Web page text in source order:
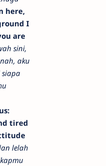
here,
I
are
sini,
aku
tired
lelah